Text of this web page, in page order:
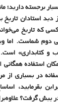
برجسته دارید؛
دید استادان
که تاریخ
دوم شماست. اما
و کتابداری»
استفاده
در بسیاری از
بقرمایید،
پیش گرفت؟